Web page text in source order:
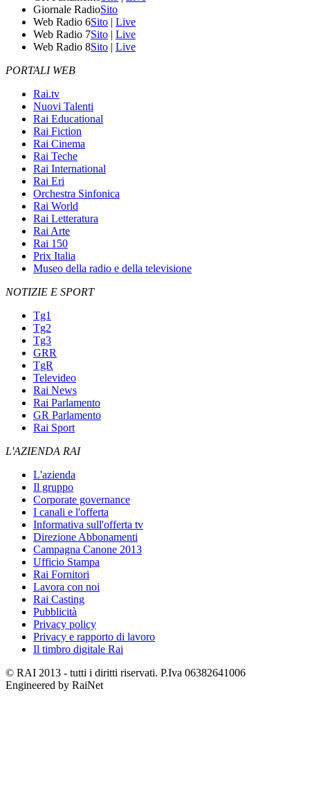
Giornale RadioSito
Web Radio 6Sito | Live
Web Radio 7Sito | Live
Web Radio 8Sito | Live
PORTALI WEB
Rai.tv
Nuovi Talenti
Rai Educational
Rai Fiction
Rai Cinema
Rai Teche
Rai International
Rai Eri
Orchestra Sinfonica
Rai World
Rai Letteratura
Rai Arte
Rai 150
Prix Italia
Museo della radio e della televisione
NOTIZIE E SPORT
Tg1
Tg2
Tg3
GRR
TgR
Televideo
Rai News
Rai Parlamento
GR Parlamento
Rai Sport
L'AZIENDA RAI
L'azienda
Il gruppo
Corporate governance
I canali e l'offerta
Informativa sull'offerta tv
Direzione Abbonamenti
Campagna Canone 2013
Ufficio Stampa
Rai Fornitori
Lavora con noi
Rai Casting
Pubblicità
Privacy policy
Privacy e rapporto di lavoro
Il timbro digitale Rai
© RAI 2013 - tutti i diritti riservati. P.Iva 06382641006
Engineered by RaiNet